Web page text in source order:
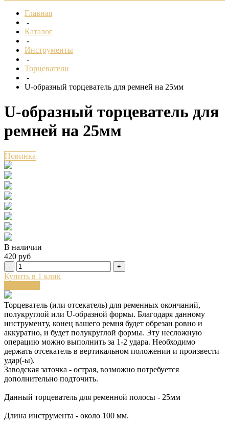
Главная
-
Каталог
-
Инструменты
-
Торцеватели
-
U-образный торцеватель для ремней на 25мм
U-образный торцеватель для
ремней на 25мм
Новинка
В наличии
420 руб
- +
Купить в 1 клик
Торцеватель (или отсекатель) для ременных окончаний,
полукруглой или U-образной формы. Благодаря данному
инструменту, конец вашего ремня будет обрезан ровно и
аккуратно, и будет полукруглой формы. Эту несложную
операцию можно выполнить за 1-2 удара. Необходимо
держать отсекатель в вертикальном положении и произвести
удар(-ы).
Заводская заточка - острая, возможно потребуется
дополнительно подточить.
Данный торцеватель для ременной полосы - 25мм
Длина инструмента - около 100 мм.